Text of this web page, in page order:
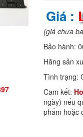
Giá :
(giá chưa
Bảo hành:
Hãng sản
Tình trạng:
Cam kết:
ngày) nếu
phẩm hoặc